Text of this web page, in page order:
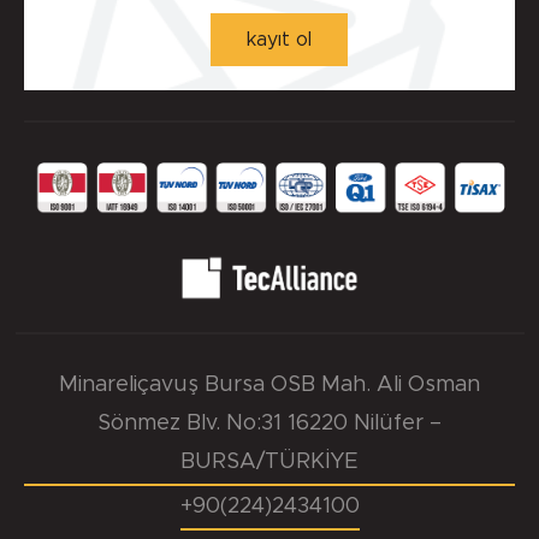
Ra=1,6÷6,3µm, Rz=10÷20µm, Rmax=25µm
kayıt ol
Minareliçavuş Bursa OSB Mah. Ali Osman
Sönmez Blv. No:31 16220 Nilüfer –
BURSA/TÜRKİYE
+90(224)2434100